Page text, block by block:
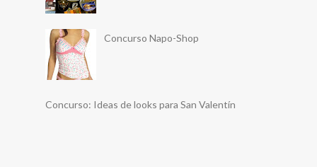
Concurso Napo-Shop
Concurso: Ideas de looks para San Valentín